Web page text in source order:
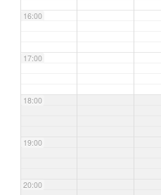
16:00
17:00
18:00
19:00
20:00